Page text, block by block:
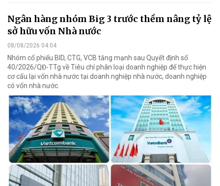
Ngân hàng nhóm Big 3 trước thềm nâng tỷ lệ
sở hữu vốn Nhà nước
08/08/2026 04:04
Nhóm cổ phiếu BID, CTG, VCB tăng mạnh sau Quyết định số
40/2026/QĐ-TTg về Tiêu chí phân loại doanh nghiệp để thực hiện
cơ cấu lại vốn nhà nước tại doanh nghiệp nhà nước, doanh nghiệp
có vốn nhà nước.